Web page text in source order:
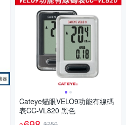
Cateye貓眼VELO9功能有線碼
表CC-VL820 黑色